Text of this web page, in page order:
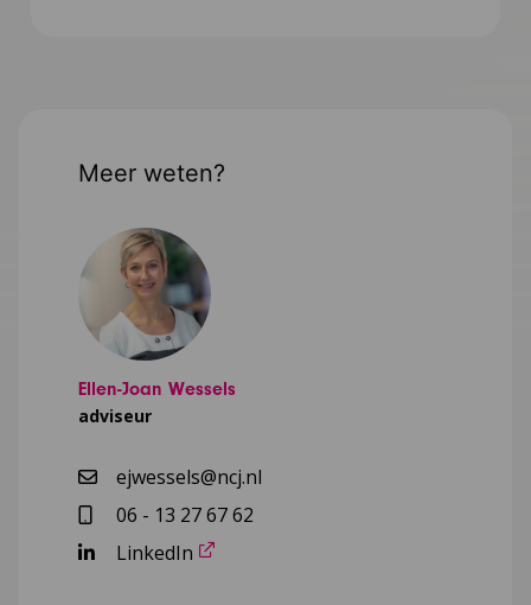
Meer weten?
Ellen-Joan Wessels
adviseur
ejwessels@ncj.nl
06 - 13 27 67 62
LinkedIn